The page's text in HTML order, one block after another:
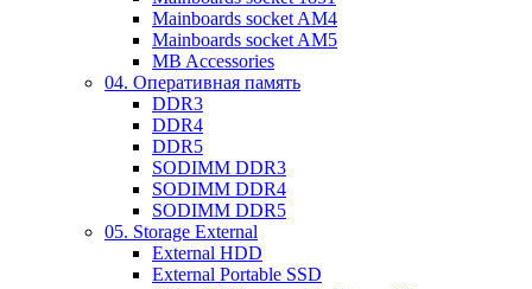
Mainboards socket AM4
Mainboards socket AM5
MB Accessories
04. Оперативная память
DDR3
DDR4
DDR5
SODIMM DDR3
SODIMM DDR4
SODIMM DDR5
05. Storage External
External HDD
External Portable SSD